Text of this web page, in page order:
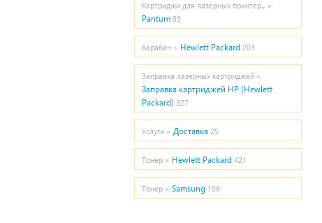
Картриджи для лазерных принтер... »
Pantum 93
Барабан » Hewlett Packard 203
Заправка лазерных картриджей »
Заправка картриджей HP (Hewlett
Packard) 327
Услуги » Доставка 25
Тонер » Hewlett Packard 421
Тонер » Samsung 108